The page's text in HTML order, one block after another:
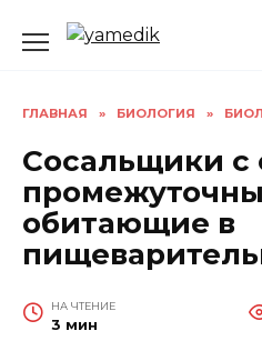
ГЛАВНАЯ » БИОЛОГИЯ »
Сосальщики с
обитающие в
НА ЧТЕНИЕ
3 мин